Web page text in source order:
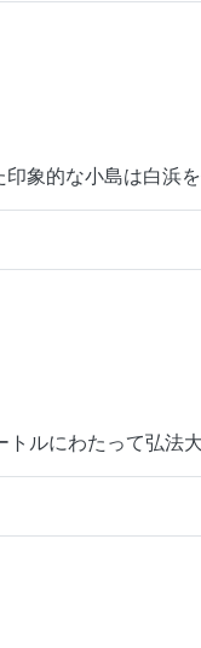
象的な小島は白浜
ルにわたって弘法